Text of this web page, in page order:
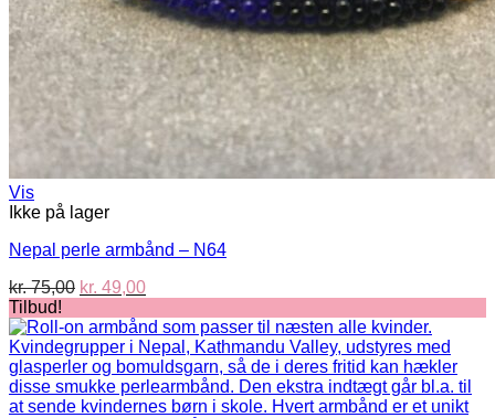
Vis
Ikke på lager
Nepal perle armbånd – N64
kr.75,00 Den
pris
var:
kr. 75,00.
kr. 49,00Den
pris
er:
kr. 49,00.
Tilbud!